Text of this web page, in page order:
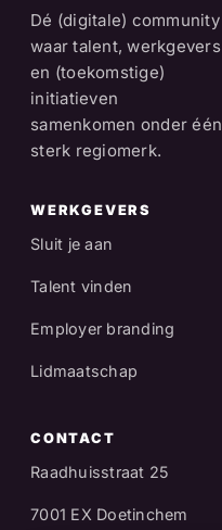
Dé (digitale) community
waar talent, werkgevers
en (toekomstige)
initiatieven
samenkomen onder één
sterk regiomerk.
WERKGEVERS
Sluit je aan
Talent vinden
Employer branding
Lidmaatschap
CONTACT
Raadhuisstraat 25
7001 EX Doetinchem